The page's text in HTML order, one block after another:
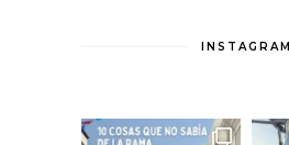
INSTAGRAM